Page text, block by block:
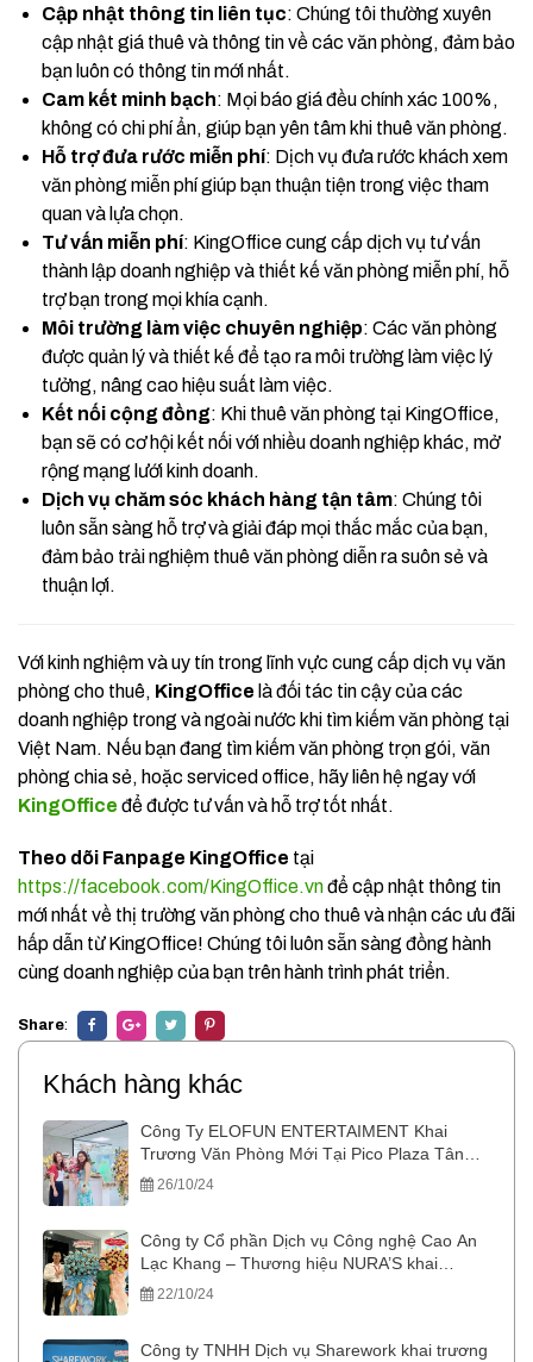
Cập nhật thông tin liên tục: Chúng tôi thường xuyên
cập nhật giá thuê và thông tin về các văn phòng, đảm bảo
bạn luôn có thông tin mới nhất.
Cam kết minh bạch: Mọi báo giá đều chính xác 100%,
không có chi phí ẩn, giúp bạn yên tâm khi thuê văn phòng.
Hỗ trợ đưa rước miễn phí: Dịch vụ đưa rước khách xem
văn phòng miễn phí giúp bạn thuận tiện trong việc tham
quan và lựa chọn.
Tư vấn miễn phí: KingOffice cung cấp dịch vụ tư vấn
thành lập doanh nghiệp và thiết kế văn phòng miễn phí, hỗ
trợ bạn trong mọi khía cạnh.
Môi trường làm việc chuyên nghiệp: Các văn phòng
được quản lý và thiết kế để tạo ra môi trường làm việc lý
tưởng, nâng cao hiệu suất làm việc.
Kết nối cộng đồng: Khi thuê văn phòng tại KingOffice,
bạn sẽ có cơ hội kết nối với nhiều doanh nghiệp khác, mở
rộng mạng lưới kinh doanh.
Dịch vụ chăm sóc khách hàng tận tâm: Chúng tôi
luôn sẵn sàng hỗ trợ và giải đáp mọi thắc mắc của bạn,
đảm bảo trải nghiệm thuê văn phòng diễn ra suôn sẻ và
thuận lợi.
Với kinh nghiệm và uy tín trong lĩnh vực cung cấp dịch vụ văn
phòng cho thuê, KingOffice là đối tác tin cậy của các
doanh nghiệp trong và ngoài nước khi tìm kiếm văn phòng tại
Việt Nam. Nếu bạn đang tìm kiếm văn phòng trọn gói, văn
phòng chia sẻ, hoặc serviced office, hãy liên hệ ngay với
KingOffice để được tư vấn và hỗ trợ tốt nhất.
Theo dõi Fanpage KingOffice tại
https://facebook.com/KingOffice.vnđể cập nhật thông tin
mới nhất về thị trường văn phòng cho thuê và nhận các ưu đãi
hấp dẫn từ KingOffice! Chúng tôi luôn sẵn sàng đồng hành
cùng doanh nghiệp của bạn trên hành trình phát triển.
Share:
Khách hàng khác
Công Ty ELOFUN ENTERTAIMENT Khai
Trương Văn Phòng Mới Tại Pico Plaza Tân
Bình26/10/24
Công ty Cổ phần Dịch vụ Công nghệ Cao An
Lạc Khang – Thương hiệu NURA’S khai
trương văn phòng tại Tòa nhà Republic
22/10/24
Công ty TNHH Dịch vụ Sharework khai trương